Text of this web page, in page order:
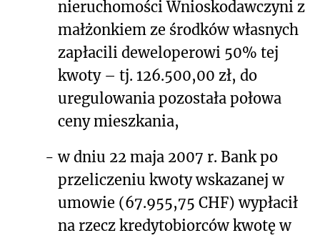
nieruchomości Wnioskodawczyni z
małżonkiem ze środków własnych
zapłacili deweloperowi 50% tej
kwoty – tj. 126.500,00 zł, do
uregulowania pozostała połowa
ceny mieszkania,
- w dniu 22 maja 2007 r. Bank po
przeliczeniu kwoty wskazanej w
umowie (67.955,75 CHF) wypłacił
na rzecz kredytobiorców kwotę w